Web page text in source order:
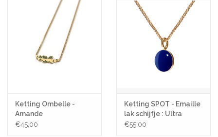
Ketting Ombelle -
Amande
€45,00
Ketting SPOT - Emaille
lak schijfje : Ultra
Marine - Lengte 45cm,
€55,00